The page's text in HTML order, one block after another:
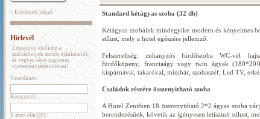
» Elfelejtett jelszó
Hírlevél
Értesüljön elsőként a
szálláshelyek akciós ajánlatairól,
és vegyen részt ingyenes
nyereményjátékunkban!
Vezetéknév:
Keresztnév:
E-mail cím (@):
Standard kétágyas szoba (32 db)
Kétágyas szobáink mindegyike modern és kényelmes
stílust, mely a hotel egészére jellemző.
Felszereltség: zuhanyzós fürdőszoba WC-vel
fürdőköpeny, franciaágy vagy twin ágyak
kispárnával, takaróval, minibár, szobaszéf, Led TV,
Családok részére összenyitható szoba
A Hotel Zenitben 18 összenyitható 2*2 ágyas szoba
berendezésűek, követik az igényesen letisztult stílust,